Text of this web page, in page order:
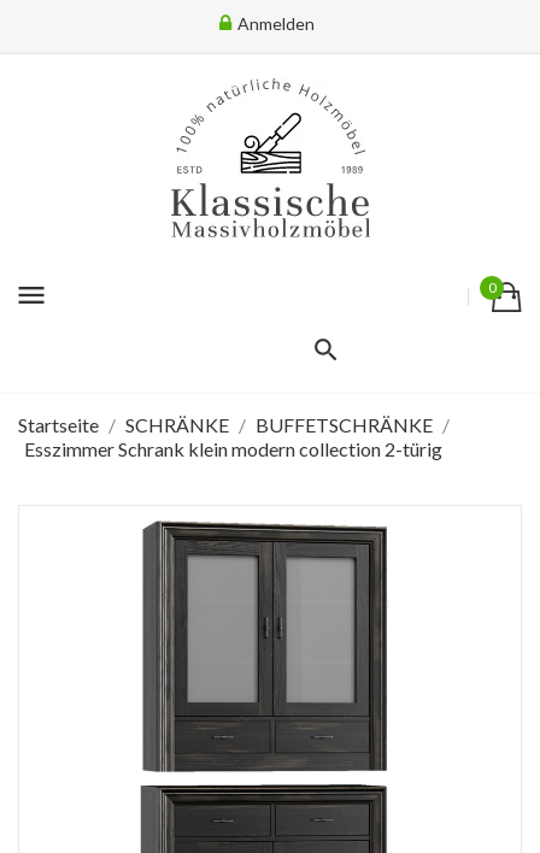
Anmelden
menu 0
Startseite SCHRÄNKE
BUFFETSCHRÄNKE
Esszimmer Schrank klein modern collection 2-türig